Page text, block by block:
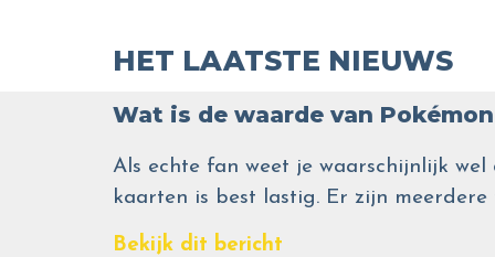
HET LAATSTE NIEUWS
Wat is de waarde van
Als echte fan weet je waarschijnlijk
kaarten is best lastig. Er zijn
Bekijk dit bericht